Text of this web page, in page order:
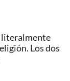
literalmente
Los dos